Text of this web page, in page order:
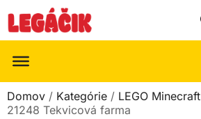
Domov / Kategórie / LEGO Minecraft
21248 Tekvicová farma